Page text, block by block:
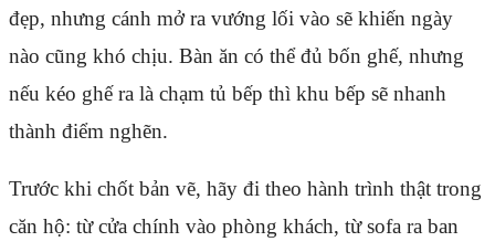
đẹp, nhưng cánh mở ra vướng lối vào sẽ khiến ngày
nào cũng khó chịu. Bàn ăn có thể đủ bốn ghế, nhưng
nếu kéo ghế ra là chạm tủ bếp thì khu bếp sẽ nhanh
thành điểm nghẽn.
Trước khi chốt bản vẽ, hãy đi theo hành trình thật trong
căn hộ: từ cửa chính vào phòng khách, từ sofa ra ban